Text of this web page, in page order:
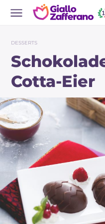
DESSERTS
Cotta-Eier